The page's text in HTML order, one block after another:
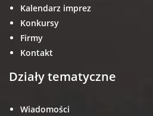
Kalendarz imprez
Konkursy
Firmy
Kontakt
Działy tematyczne
Wiadomości